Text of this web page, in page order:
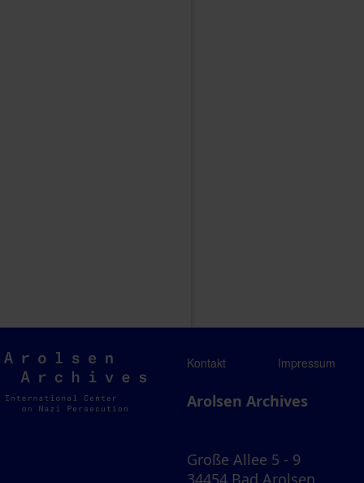
Arolsen
Archives
Kontakt Impressum
Arolsen Archives
Große Allee 5 - 9
34454 Bad Arolsen